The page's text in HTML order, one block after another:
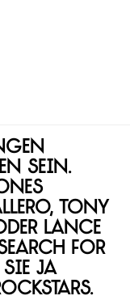
sein.
Tony
Lance
for
ja